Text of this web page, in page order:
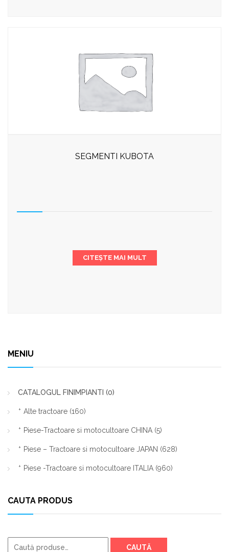
SEGMENTI KUBOTA
CITEȘTE MAI MULT
MENIU
CATALOGUL FINIMPIANTI (0)
Alte tractoare (160)
Piese-Tractoare si motocultoare CHINA (5)
Piese – Tractoare si motocultoare JAPAN (628)
Piese -Tractoare si motocultoare ITALIA (960)
CAUTA PRODUS
Caută
după:
CAUTĂ